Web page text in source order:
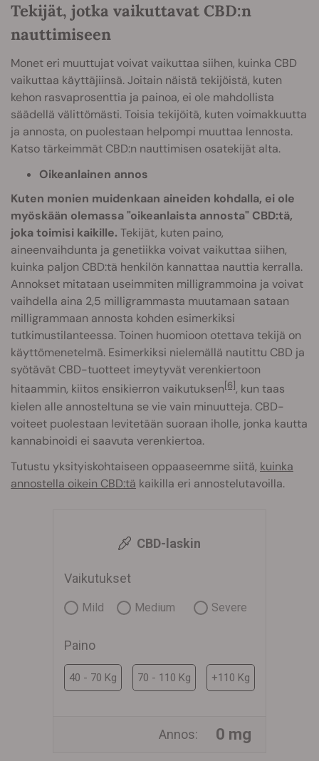
Tekijät, jotka vaikuttavat CBD:n
nauttimiseen
Monet eri muuttujat voivat vaikuttaa siihen, kuinka CBD
vaikuttaa käyttäjiinsä. Joitain näistä tekijöistä, kuten
kehon rasvaprosenttia ja painoa, ei ole mahdollista
säädellä välittömästi. Toisia tekijöitä, kuten voimakkuutta
ja annosta, on puolestaan helpompi muuttaa lennosta.
Katso tärkeimmät CBD:n nauttimisen osatekijät alta.
Oikeanlainen annos
Kuten monien muidenkaan aineiden kohdalla, ei ole
myöskään olemassa "oikeanlaista annosta" CBD:tä,
joka toimisi kaikille. Tekijät, kuten paino,
aineenvaihdunta ja genetiikka voivat vaikuttaa siihen,
kuinka paljon CBD:tä henkilön kannattaa nauttia kerralla.
Annokset mitataan useimmiten milligrammoina ja voivat
vaihdella aina 2,5 milligrammasta muutamaan sataan
milligrammaan annosta kohden esimerkiksi
tutkimustilanteessa. Toinen huomioon otettava tekijä on
käyttömenetelmä. Esimerkiksi nielemällä nautittu CBD ja
syötävät CBD-tuotteet imeytyvät verenkiertoon
hitaammin, kiitos ensikierron vaikutuksen[6], kun taas
kielen alle annosteltuna se vie vain minuutteja. CBD-
voiteet puolestaan levitetään suoraan iholle, jonka kautta
kannabinoidi ei saavuta verenkiertoa.
Tutustu yksityiskohtaiseen oppaaseemme siitä, kuinka
annostella oikein CBD:tä kaikilla eri annostelutavoilla.
CBD-laskin
Vaikutukset
Mild Medium Severe
Paino
40 - 70 Kg 70 - 110 Kg +110 Kg
Annos: 0 mg